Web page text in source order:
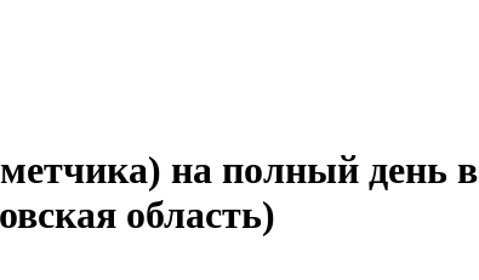
на полный день в
область)